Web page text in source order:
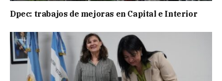
Dpec: trabajos de mejoras en Capital e Interior